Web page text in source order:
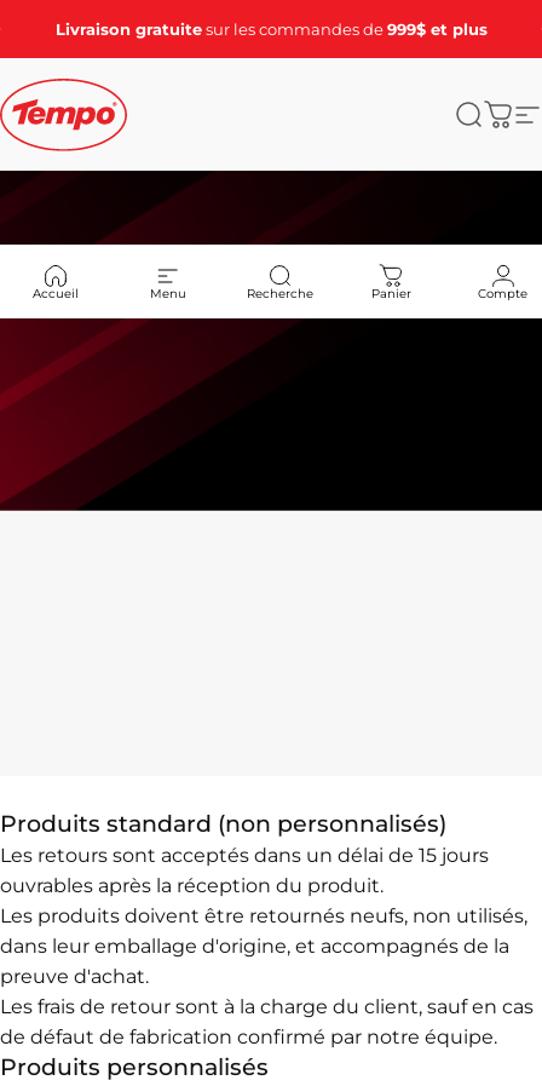
Livraison gratuitesur les commandes de999$ et plus
Tempo Tents
Accueil Menu Recherche Panier Compte
Produits standard (non personnalisés)
Les retours sont acceptés dans un délai de 15 jours
ouvrables après la réception du produit.
Les produits doivent être retournés neufs, non utilisés,
dans leur emballage d'origine, et accompagnés de la
preuve d'achat.
Les frais de retour sont à la charge du client, sauf en cas
de défaut de fabrication confirmé par notre équipe.
Produits personnalisés